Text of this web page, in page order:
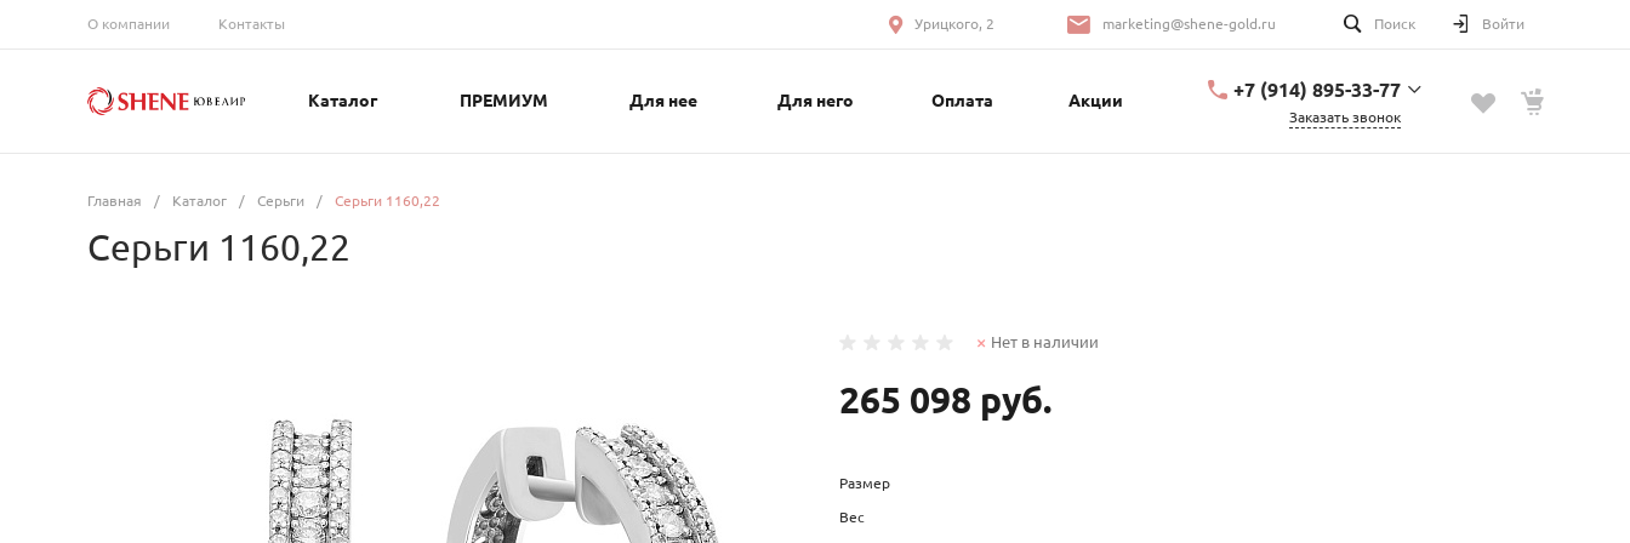
О компании Контакты Урицкого, 2 marketing@shene-gold.ru Поиск Войти
Каталог ПРЕМИУМ Для нее Для него Оплата Акции
+7 (914) 895-33-77
Заказать звонок
Главная / Каталог / Серьги / Серьги 1160,22
Серьги 1160,22
Нет в наличии
265 098 руб.
Размер
Вес